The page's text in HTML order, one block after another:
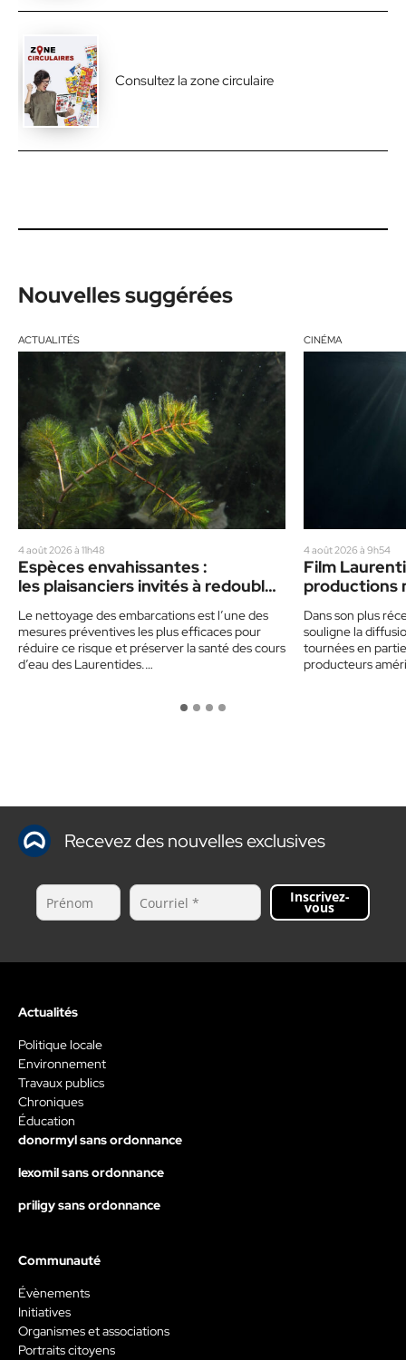
Consultez la zone circulaire
Nouvelles suggérées
ACTUALITÉS
4 août 2026 à 11h48
Espèces envahissantes :
les plaisanciers invités à redoubler
Le nettoyage des embarcations est l’une des
mesures préventives les plus efficaces pour
réduire ce risque et préserver la santé des cours
d’eau des Laurentides.…
CINÉMA
4 août 2026 à 9h54
Film
productions
Dans son plus
souligne la
tournées en
producteurs
Recevez des nouvelles exclusives
Inscrivez-
vous
Actualités
Politique locale
Environnement
Travaux publics
Chroniques
Éducation
donormyl sans ordonnance
lexomil sans ordonnance
priligy sans ordonnance
Communauté
Évènements
Initiatives
Organismes et associations
Portraits citoyens